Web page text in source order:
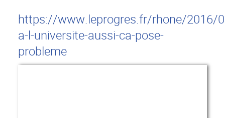
https://www.leprogres.fr/rhone/2016/
a-l-universite-aussi-ca-pose-
probleme